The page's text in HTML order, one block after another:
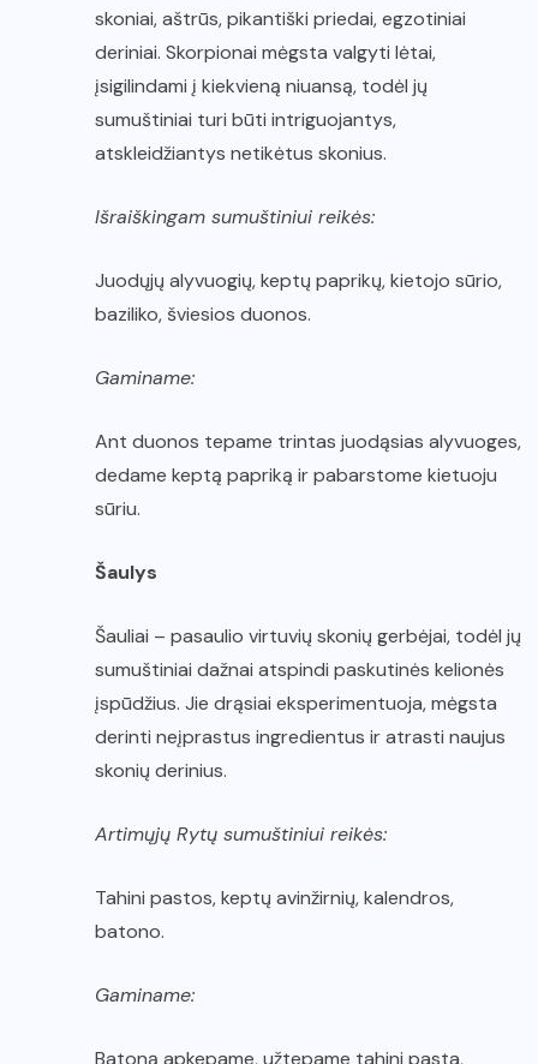
skoniai, aštrūs, pikantiški priedai, egzotiniai
deriniai. Skorpionai mėgsta valgyti lėtai,
įsigilindami į kiekvieną niuansą, todėl jų
sumuštiniai turi būti intriguojantys,
atskleidžiantys netikėtus skonius.
Išraiškingam sumuštiniui reikės:
Juodųjų alyvuogių, keptų paprikų, kietojo sūrio,
baziliko, šviesios duonos.
Gaminame:
Ant duonos tepame trintas juodąsias alyvuoges,
dedame keptą papriką ir pabarstome kietuoju
sūriu.
Šaulys
Šauliai – pasaulio virtuvių skonių gerbėjai, todėl jų
sumuštiniai dažnai atspindi paskutinės kelionės
įspūdžius. Jie drąsiai eksperimentuoja, mėgsta
derinti neįprastus ingredientus ir atrasti naujus
skonių derinius.
Artimųjų Rytų sumuštiniui reikės:
Tahini pastos, keptų avinžirnių, kalendros,
batono.
Gaminame: